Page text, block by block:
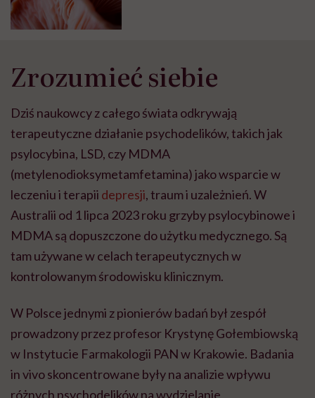
Zrozumieć siebie
Dziś naukowcy z całego świata odkrywają
terapeutyczne działanie psychodelików, takich jak
psylocybina, LSD, czy MDMA
(metylenodioksymetamfetamina) jako wsparcie w
leczeniu i terapii depresji, traum i uzależnień. W
Australii od 1 lipca 2023 roku grzyby psylocybinowe i
MDMA są dopuszczone do użytku medycznego. Są
tam używane w celach terapeutycznych w
kontrolowanym środowisku klinicznym.
W Polsce jednymi z pionierów badań był zespół
prowadzony przez profesor Krystynę Gołembiowską
w Instytucie Farmakologii PAN w Krakowie. Badania
in vivo skoncentrowane były na analizie wpływu
różnych psychodelików na wydzielanie